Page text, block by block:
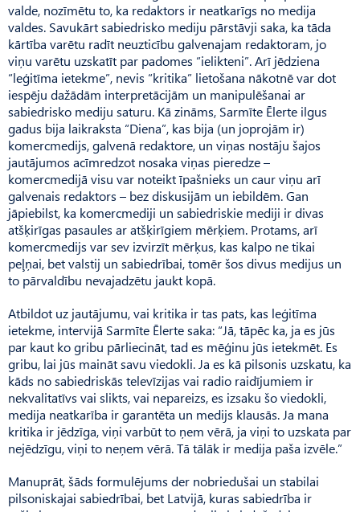
valde, nozīmētu to, ka redaktors ir neatkarīgs no medija
valdes. Savukārt sabiedrisko mediju pārstāvji saka, ka tāda
kārtība varētu radīt neuzticību galvenajam redaktoram, jo
viņu varētu uzskatīt par padomes “ielikteni”. Arī jēdziena
“leģitīma ietekme”, nevis “kritika” lietošana nākotnē var dot
iespēju dažādām interpretācijām un manipulēšanai ar
sabiedrisko mediju saturu. Kā zināms, Sarmīte Ēlerte ilgus
gadus bija laikraksta “Diena”, kas bija (un joprojām ir)
komercmedijs, galvenā redaktore, un viņas nostāju šajos
jautājumos acīmredzot nosaka viņas pieredze –
komercmedijā visu var noteikt īpašnieks un caur viņu arī
galvenais redaktors – bez diskusijām un iebildēm. Gan
jāpiebilst, ka komercmediji un sabiedriskie mediji ir divas
atšķirīgas pasaules ar atšķirīgiem mērķiem. Protams, arī
komercmedijs var sev izvirzīt mērķus, kas kalpo ne tikai
peļņai, bet valstij un sabiedrībai, tomēr šos divus medijus un
to pārvaldību nevajadzētu jaukt kopā.
Atbildot uz jautājumu, vai kritika ir tas pats, kas leģitīma
ietekme, intervijā Sarmīte Ēlerte saka: “Jā, tāpēc ka, ja es jūs
par kaut ko gribu pārliecināt, tad es mēģinu jūs ietekmēt. Es
gribu, lai jūs maināt savu viedokli. Ja es kā pilsonis uzskatu, ka
kāds no sabiedriskās televīzijas vai radio raidījumiem ir
nekvalitatīvs vai slikts, vai nepareizs, es izsaku šo viedokli,
medija neatkarība ir garantēta un medijs klausās. Ja mana
kritika ir jēdzīga, viņi varbūt to ņem vērā, ja viņi to uzskata par
nejēdzīgu, viņi to neņem vērā. Tā tālāk ir medija paša izvēle.”
Manuprāt, šāds formulējums der nobriedušai un stabilai
pilsoniskajai sabiedrībai, bet Latvijā, kuras sabiedrība ir